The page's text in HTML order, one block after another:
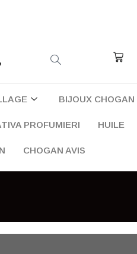
Cart
BIJOUX CHOGAN
PROFUMIERI HUILE
CHOGAN AVIS